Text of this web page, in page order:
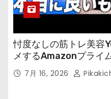
忖度なしの筋トレ美容
メするAmazonプライ
の 7月 16, 2026